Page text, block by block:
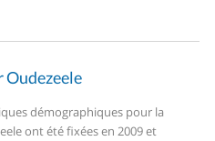
Oudezeele
démographiques pour la
ont été fixées en 2009 et